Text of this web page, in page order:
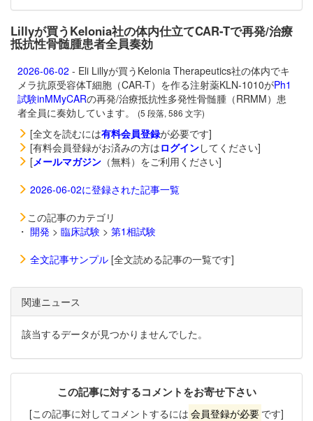
Lillyが買うKelonia社の体内仕立てCAR-Tで再発/治療
抵抗性骨髄腫患者全員奏効
2026-06-02 - Eli Lillyが買うKelonia Therapeutics社の体内でキ
メラ抗原受容体T細胞（CAR-T）を作る注射薬KLN-1010がPh1
試験inMMyCARの再発/治療抵抗性多発性骨髄腫（RRMM）患
者全員に奏効しています。
(5 段落, 586 文字)
[全文を読むには有料会員登録が必要です]
[有料会員登録がお済みの方はログインしてください]
[メールマガジン （無料）をご利用ください]
2026-06-02に登録された記事一覧
この記事のカテゴリ
・ 開発 > 臨床試験 > 第1相試験
全文記事サンプル [全文読める記事の一覧です]
関連ニュース
該当するデータが見つかりませんでした。
この記事に対するコメントをお寄せ下さい
[この記事に対してコメントするには 会員登録が必要 です]